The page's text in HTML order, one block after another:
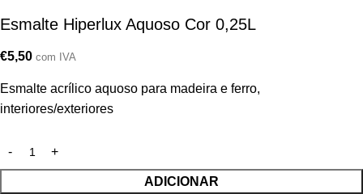
Esmalte Hiperlux Aquoso Cor 0,25L
€5,50 com IVA
Esmalte acrílico aquoso para madeira e ferro,
interiores/exteriores
ADICIONAR